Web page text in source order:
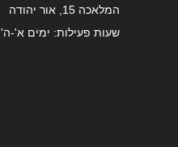
המלאכה 15, אור יהודה
שעות פעילות: ימים א'-ה' 08:00-17:00 (יום ו' סגור)